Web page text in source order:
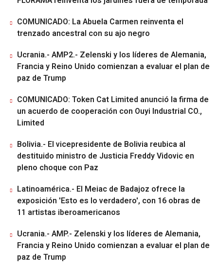
COMUNICADO: La Abuela Carmen reinventa el
trenzado ancestral con su ajo negro
Ucrania.- AMP2.- Zelenski y los líderes de Alemania,
Francia y Reino Unido comienzan a evaluar el plan de
paz de Trump
COMUNICADO: Token Cat Limited anunció la firma de
un acuerdo de cooperación con Ouyi Industrial CO.,
Limited
Bolivia.- El vicepresidente de Bolivia reubica al
destituido ministro de Justicia Freddy Vidovic en
pleno choque con Paz
Latinoamérica.- El Meiac de Badajoz ofrece la
exposición 'Esto es lo verdadero', con 16 obras de
11 artistas iberoamericanos
Ucrania.- AMP.- Zelenski y los líderes de Alemania,
Francia y Reino Unido comienzan a evaluar el plan de
paz de Trump